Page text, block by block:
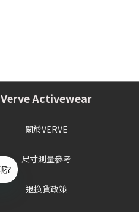
Verve Activewear
關於VERVE
尺寸測量參考
退換貨政策